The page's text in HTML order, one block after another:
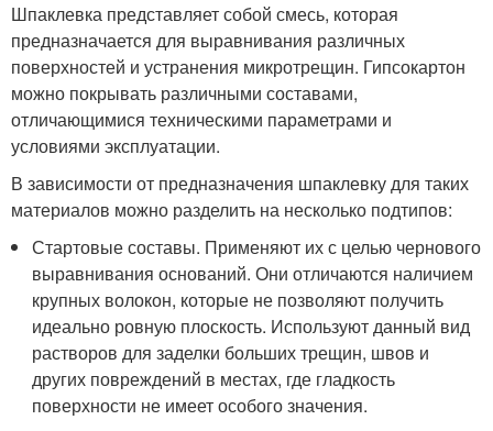
Шпаклевка представляет собой смесь, которая
предназначается для выравнивания различных
поверхностей и устранения микротрещин. Гипсокартон
можно покрывать различными составами,
отличающимися техническими параметрами и
условиями эксплуатации.
В зависимости от предназначения шпаклевку для таких
материалов можно разделить на несколько подтипов:
Стартовые составы. Применяют их с целью чернового
выравнивания оснований. Они отличаются наличием
крупных волокон, которые не позволяют получить
идеально ровную плоскость. Используют данный вид
растворов для заделки больших трещин, швов и
других повреждений в местах, где гладкость
поверхности не имеет особого значения.